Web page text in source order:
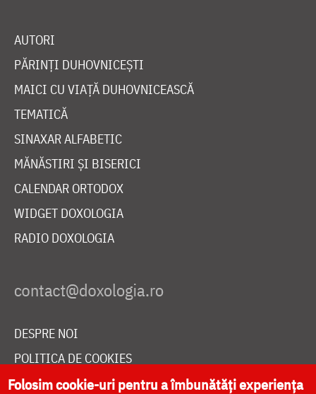
AUTORI
PĂRINȚI DUHOVNICEȘTI
MAICI CU VIAȚĂ DUHOVNICEASCĂ
TEMATICĂ
SINAXAR ALFABETIC
MĂNĂSTIRI ȘI BISERICI
CALENDAR ORTODOX
WIDGET DOXOLOGIA
RADIO DOXOLOGIA
DESPRE NOI
POLITICA DE COOKIES
DONEAZĂ ONLINE PENTRU CATEDRALA NAȚIONALĂ
Folosim cookie-uri pentru a îmbunătăți experiența